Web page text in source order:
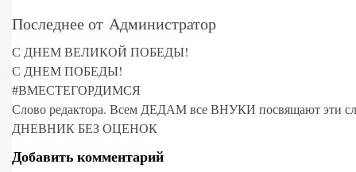
Последнее от Администратор
С ДНЕМ ВЕЛИКОЙ ПОБЕДЫ!
С ДНЕМ ПОБЕДЫ!
#ВМЕСТЕГОРДИМСЯ
Слово редактора. Всем ДЕДАМ все ВНУКИ посвящают эти
ДНЕВНИК БЕЗ ОЦЕНОК
Добавить комментарий